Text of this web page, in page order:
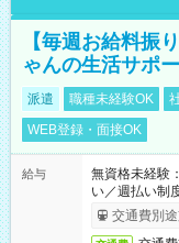
【毎週お給料振
ゃんの生活サポ
派遣 職種未経験OK
WEB登録・面接OK
給与
無資格未経
い／週払い制
完了次第のお
交通費別